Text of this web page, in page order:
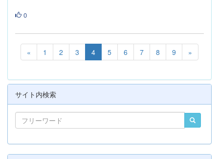
0
« 1 2 3 4 5 6 7 8 9 »
サイト内検索